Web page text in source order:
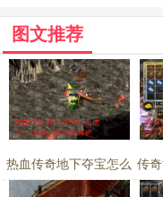
图文推荐
热血传奇地下夺宝怎么
进入？详细步骤攻略解
传
率